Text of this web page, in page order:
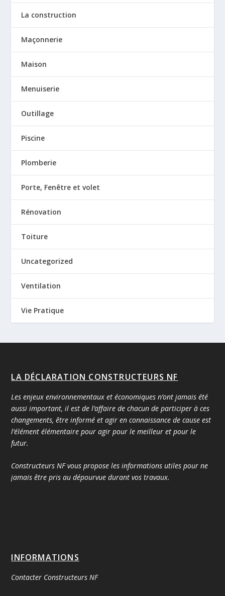
La construction
Maçonnerie
Maison
Menuiserie
Outillage
Piscine
Plomberie
Porte, Fenêtre et volet
Rénovation
Toiture
Uncategorized
Ventilation
Vie Pratique
LA DÉCLARATION CONSTRUCTEURS NF
Les enjeux environnementaux et économiques n’ont jamais été
aussi important, il est de l’affaire de chacun de participer à ces
changements, être informé et agir en connaissance de cause est
l’élément élémentaire pour agir pour le meilleur et pour le
futur.
Constructeurs NF vous propose les informations utiles pour ne
jamais être pris au dépourvue durant vos travaux.
INFORMATIONS
Contacter Constructeurs NF